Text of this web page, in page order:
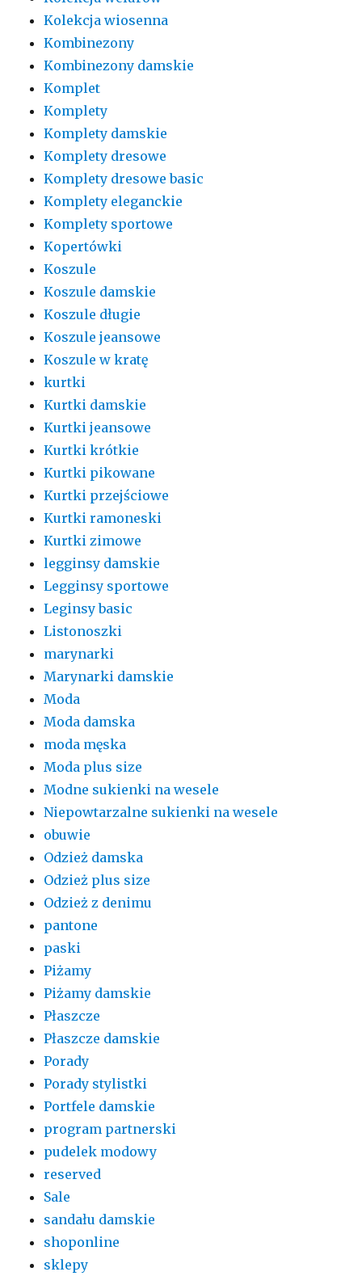
Kolekcja wiosenna
Kombinezony
Kombinezony damskie
Komplet
Komplety
Komplety damskie
Komplety dresowe
Komplety dresowe basic
Komplety eleganckie
Komplety sportowe
Kopertówki
Koszule
Koszule damskie
Koszule długie
Koszule jeansowe
Koszule w kratę
kurtki
Kurtki damskie
Kurtki jeansowe
Kurtki krótkie
Kurtki pikowane
Kurtki przejściowe
Kurtki ramoneski
Kurtki zimowe
legginsy damskie
Legginsy sportowe
Leginsy basic
Listonoszki
marynarki
Marynarki damskie
Moda
Moda damska
moda męska
Moda plus size
Modne sukienki na wesele
Niepowtarzalne sukienki na wesele
obuwie
Odzież damska
Odzież plus size
Odzież z denimu
pantone
paski
Piżamy
Piżamy damskie
Płaszcze
Płaszcze damskie
Porady
Porady stylistki
Portfele damskie
program partnerski
pudelek modowy
reserved
Sale
sandału damskie
shoponline
sklepy